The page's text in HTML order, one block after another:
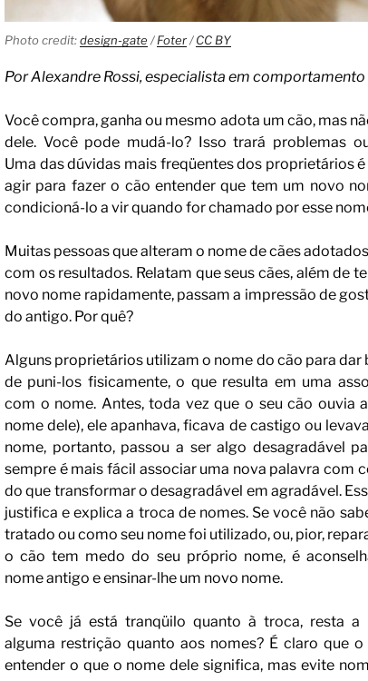
Photo credit:design-gate /Foter/CC BY
Por Alexandre Rossi, especialista em comportamento
Você compra, ganha ou mesmo adota um cão, mas
dele. Você pode mudá-lo? Isso trará problemas
Uma das dúvidas mais freqüentes dos proprietários
agir para fazer o cão entender que tem um novo
condicioná-lo a vir quando for chamado por esse
Muitas pessoas que alteram o nome de cães
com os resultados. Relatam que seus cães, além de
novo nome rapidamente, passam a impressão de
do antigo. Por quê?
Alguns proprietários utilizam o nome do cão para dar
de puni-los fisicamente, o que resulta em uma
com o nome. Antes, toda vez que o seu cão ouvia
nome dele), ele apanhava, ficava de castigo ou
nome, portanto, passou a ser algo desagradável
sempre é mais fácil associar uma nova palavra com
do que transformar o desagradável em agradável.
justifica e explica a troca de nomes. Se você não
tratado ou como seu nome foi utilizado, ou, pior,
o cão tem medo do seu próprio nome, é
nome antigo e ensinar-lhe um novo nome.
Se você já está tranqüilo quanto à troca, resta a
alguma restrição quanto aos nomes? É claro que
entender o que o nome dele significa, mas evite